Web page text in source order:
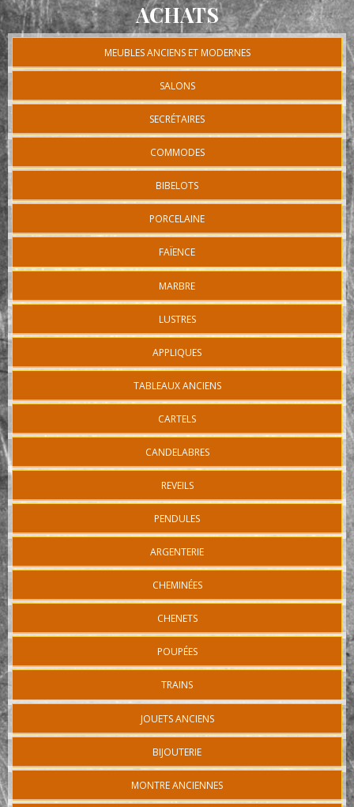
ACHATS
MEUBLES ANCIENS ET MODERNES
SALONS
SECRÉTAIRES
COMMODES
BIBELOTS
PORCELAINE
FAÏENCE
MARBRE
LUSTRES
APPLIQUES
TABLEAUX ANCIENS
CARTELS
CANDELABRES
REVEILS
PENDULES
ARGENTERIE
CHEMINÉES
CHENETS
POUPÉES
TRAINS
JOUETS ANCIENS
BIJOUTERIE
MONTRE ANCIENNES